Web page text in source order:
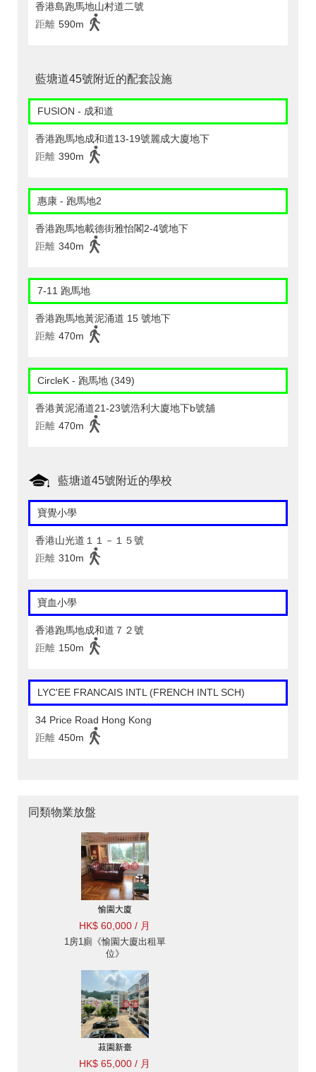
香港島跑馬地山村道二號
距離 590m
藍塘道45號附近的配套設施
FUSION - 成和道
香港跑馬地成和道13-19號麗成大廈地下
距離 390m
惠康 - 跑馬地2
香港跑馬地載德街雅怡閣2-4號地下
距離 340m
7-11 跑馬地
香港跑馬地黃泥涌道 15 號地下
距離 470m
CircleK - 跑馬地 (349)
香港黃泥涌道21-23號浩利大廈地下b號舖
距離 470m
藍塘道45號附近的學校
寶覺小學
香港山光道１１－１５號
距離 310m
寶血小學
香港跑馬地成和道７２號
距離 150m
LYC'EE FRANCAIS INTL (FRENCH INTL SCH)
34 Price Road Hong Kong
距離 450m
同類物業放盤
愉園大廈
HK$ 60,000 / 月
1房1廁《愉園大廈出租單
位》
菽園新臺
HK$ 65,000 / 月